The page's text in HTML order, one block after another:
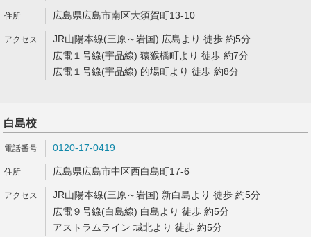
広島県広島市南区大須賀町13-10
JR山陽本線(三原～岩国) 広島より 徒歩 約5分
広電１号線(宇品線) 猿猴橋町より 徒歩 約7分
広電１号線(宇品線) 的場町より 徒歩 約8分
白島校
0120-17-0419
広島県広島市中区西白島町17-6
JR山陽本線(三原～岩国) 新白島より 徒歩 約5分
広電９号線(白島線) 白島より 徒歩 約5分
アストラムライン 城北より 徒歩 約5分